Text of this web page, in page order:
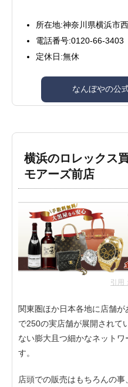
所在地:神奈川県横浜市
電話番号:0120-66-3403
定休日:無休
なんぼやの公
横浜のロレックス
モアーズ前店
引用
関東圏ほか日本各地に店舗
で250の実店舗が展開されて
ない膨大且つ細かなネット
す。
店頭での販売はもちろんの